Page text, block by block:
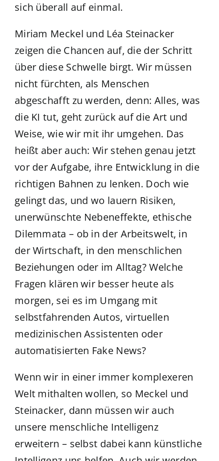
sich überall auf einmal.
Miriam Meckel und Léa Steinacker
zeigen die Chancen auf, die der Schritt
über diese Schwelle birgt. Wir müssen
nicht fürchten, als Menschen
abgeschafft zu werden, denn: Alles, was
die KI tut, geht zurück auf die Art und
Weise, wie wir mit ihr umgehen. Das
heißt aber auch: Wir stehen genau jetzt
vor der Aufgabe, ihre Entwicklung in die
richtigen Bahnen zu lenken. Doch wie
gelingt das, und wo lauern Risiken,
unerwünschte Nebeneffekte, ethische
Dilemmata – ob in der Arbeitswelt, in
der Wirtschaft, in den menschlichen
Beziehungen oder im Alltag? Welche
Fragen klären wir besser heute als
morgen, sei es im Umgang mit
selbstfahrenden Autos, virtuellen
medizinischen Assistenten oder
automatisierten Fake News?
Wenn wir in einer immer komplexeren
Welt mithalten wollen, so Meckel und
Steinacker, dann müssen wir auch
unsere menschliche Intelligenz
erweitern – selbst dabei kann künstliche